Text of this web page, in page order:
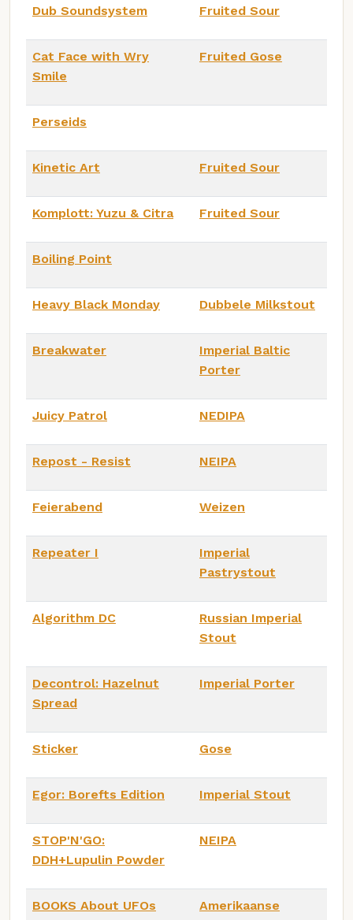
Dub Soundsystem Fruited Sour
Cat Face with Wry
Smile
Fruited Gose
Perseids
Kinetic Art Fruited Sour
Komplott: Yuzu & Citra Fruited Sour
Boiling Point
Heavy Black Monday Dubbele Milkstout
Breakwater
Imperial Baltic
Porter
Juicy Patrol NEDIPA
Repost - Resist NEIPA
Feierabend Weizen
Repeater I
Imperial
Pastrystout
Algorithm DC
Russian Imperial
Stout
Decontrol: Hazelnut
Spread
Imperial Porter
Sticker Gose
Egor: Borefts Edition Imperial Stout
STOP'N'GO:
DDH+Lupulin Powder
NEIPA
BOOKS About UFOs
Amerikaanse